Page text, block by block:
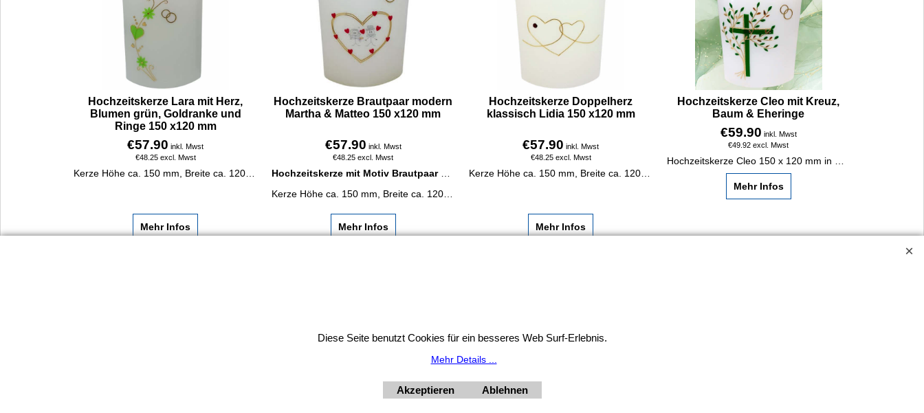
Hochzeitskerze Lara mit Herz,
Blumen grün, Goldranke und
Ringe 150 x120 mm
€57.90 inkl. Mwst
€48.25 excl. Mwst
Kerze Höhe ca. 150 mm, Breite ca. 120 mm. Kerzenbeschriftung, falls gewünscht, in Goldfolie.
Mehr Infos
Hochzeitskerze Brautpaar modern
Martha & Matteo 150 x120 mm
€57.90 inkl. Mwst
€48.25 excl. Mwst
Hochzeitskerze mit Motiv Brautpaarmodern im Wachsherz, Herzchen rot und Ringe.
Kerze Höhe ca. 150 mm, Breite ca. 120 mm.
Mehr Infos
Hochzeitskerze Doppelherz
klassisch Lidia 150 x120 mm
€57.90 inkl. Mwst
€48.25 excl. Mwst
Kerze Höhe ca. 150 mm, Breite ca. 120 mm. Kerzenbeschriftung, falls gewünscht, in Goldfolie.
Mehr Infos
Hochzeitskerze Cleo mit Kreuz,
Baum & Eheringe
€59.90 inkl. Mwst
€49.92 excl. Mwst
Hochzeitskerze Cleo 150 x 120 mm in Wien kaufen: Kreuz, Baum, Eheringe. Auf Wunsch personalisiert mit Goldfolie. Handgefertigt bei HORNdeko.
Mehr Infos
Dienstag - Freitag 10 - 18 Uhr, Samstag 9 - 12 Uhr. Montag geschlossen.
Diese Seite benutzt Cookies für ein besseres Web Surf-Erlebnis.
Mehr Details ...
Akzeptieren Ablehnen